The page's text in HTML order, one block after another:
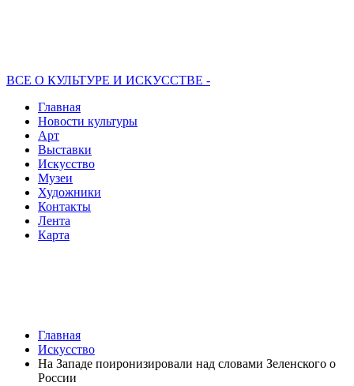
ВСЕ О КУЛЬТУРЕ И ИСКУССТВЕ -
Главная
Новости культуры
Арт
Выставки
Искусство
Музеи
Художники
Контакты
Лента
Карта
Главная
Искусство
На Западе поиронизировали над словами Зеленского о
России